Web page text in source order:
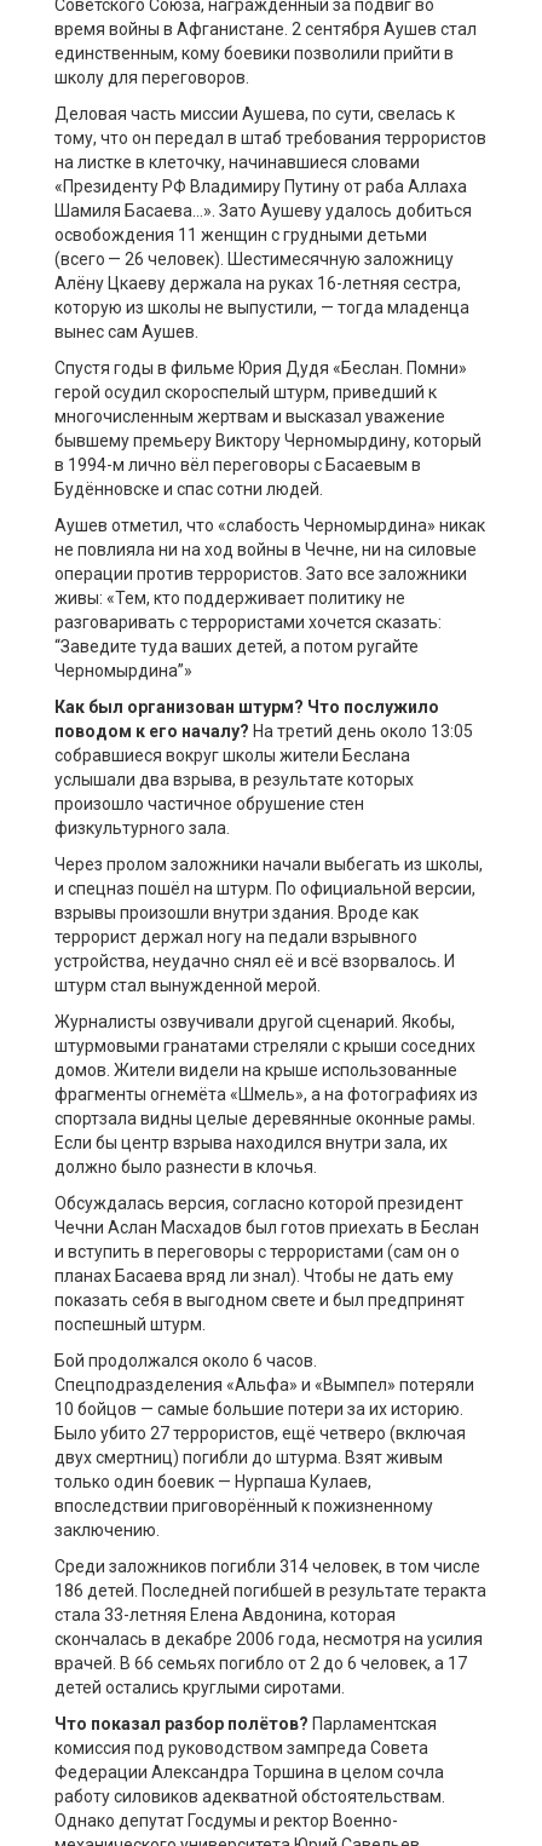
Советского Союза, награждённый за подвиг во
время войны в Афганистане. 2 сентября Аушев стал
единственным, кому боевики позволили прийти в
школу для переговоров.
Деловая часть миссии Аушева, по сути, свелась к
тому, что он передал в штаб требования террористов
на листке в клеточку, начинавшиеся словами
«Президенту РФ Владимиру Путину от раба Аллаха
Шамиля Басаева…». Зато Аушеву удалось добиться
освобождения 11 женщин с грудными детьми
(всего — 26 человек). Шестимесячную заложницу
Алёну Цкаеву держала на руках 16-летняя сестра,
которую из школы не выпустили, — тогда младенца
вынес сам Аушев.
Спустя годы в фильме Юрия Дудя «Беслан. Помни»
герой осудил скороспелый штурм, приведший к
многочисленным жертвам и высказал уважение
бывшему премьеру Виктору Черномырдину, который
в 1994-м лично вёл переговоры с Басаевым в
Будённовске и спас сотни людей.
Аушев отметил, что «слабость Черномырдина» никак
не повлияла ни на ход войны в Чечне, ни на силовые
операции против террористов. Зато все заложники
живы: «Тем, кто поддерживает политику не
разговаривать с террористами хочется сказать:
“Заведите туда ваших детей, а потом ругайте
Черномырдина”»
Как был организован штурм? Что послужило
поводом к его началу? На третий день около 13:05
собравшиеся вокруг школы жители Беслана
услышали два взрыва, в результате которых
произошло частичное обрушение стен
физкультурного зала.
Через пролом заложники начали выбегать из школы,
и спецназ пошёл на штурм. По официальной версии,
взрывы произошли внутри здания. Вроде как
террорист держал ногу на педали взрывного
устройства, неудачно снял её и всё взорвалось. И
штурм стал вынужденной мерой.
Журналисты озвучивали другой сценарий. Якобы,
штурмовыми гранатами стреляли с крыши соседних
домов. Жители видели на крыше использованные
фрагменты огнемёта «Шмель», а на фотографиях из
спортзала видны целые деревянные оконные рамы.
Если бы центр взрыва находился внутри зала, их
должно было разнести в клочья.
Обсуждалась версия, согласно которой президент
Чечни Аслан Масхадов был готов приехать в Беслан
и вступить в переговоры с террористами (сам он о
планах Басаева вряд ли знал). Чтобы не дать ему
показать себя в выгодном свете и был предпринят
поспешный штурм.
Бой продолжался около 6 часов.
Спецподразделения «Альфа» и «Вымпел» потеряли
10 бойцов — самые большие потери за их историю.
Было убито 27 террористов, ещё четверо (включая
двух смертниц) погибли до штурма. Взят живым
только один боевик — Нурпаша Кулаев,
впоследствии приговорённый к пожизненному
заключению.
Среди заложников погибли 314 человек, в том числе
186 детей. Последней погибшей в результате теракта
стала 33-летняя Елена Авдонина, которая
скончалась в декабре 2006 года, несмотря на усилия
врачей. В 66 семьях погибло от 2 до 6 человек, а 17
детей остались круглыми сиротами.
Что показал разбор полётов? Парламентская
комиссия под руководством зампреда Совета
Федерации Александра Торшина в целом сочла
работу силовиков адекватной обстоятельствам.
Однако депутат Госдумы и ректор Военно-